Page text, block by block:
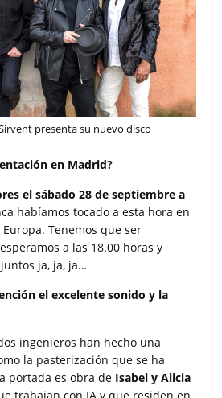
presenta su nuevo disco
en Madrid?
el sábado 28 de septiembre a
habíamos tocado a esta hora en
Tenemos que ser
a las 18.00 horas y
ja, ja, ja…
el excelente sonido y la
ingenieros han hecho una
la pasterización que se ha
portada es obra de Isabel y Alicia